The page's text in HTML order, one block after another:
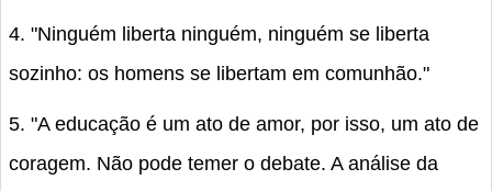
4. "Ninguém liberta ninguém, ninguém se liberta
sozinho: os homens se libertam em comunhão."
5. "A educação é um ato de amor, por isso, um ato de
coragem. Não pode temer o debate. A análise da